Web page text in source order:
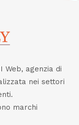
Web, agenzia di
nei settori
marchi